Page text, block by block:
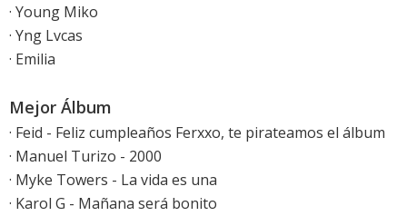
· Young Miko
· Yng Lvcas
· Emilia
Mejor Álbum
· Feid - Feliz cumpleaños Ferxxo, te pirateamos el álbum
· Manuel Turizo - 2000
· Myke Towers - La vida es una
· Karol G - Mañana será bonito